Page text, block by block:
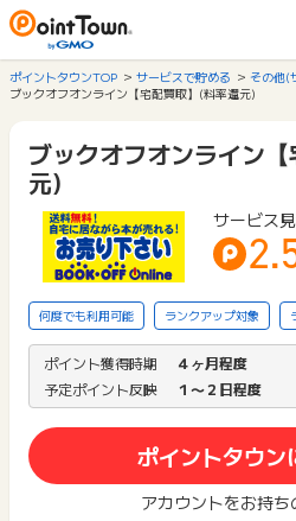
ポイントタウンTOP サービスで貯める
その他(
ブックオフオンライン【宅配買取】(料率還元)
ブックオフオンライン
元)
サービス
何度でも利用可能 ランクアップ対象
ポイント獲得時期
４ヶ月程度
予定ポイント反映
１〜２日程度
ポイントタウン
アカウントをお持ち